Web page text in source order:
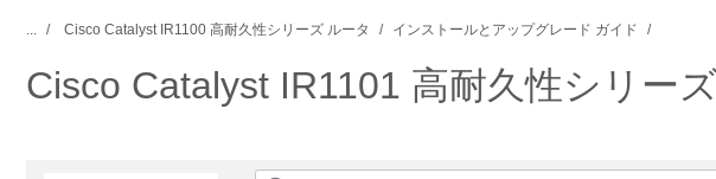
... Cisco Catalyst IR1100 高耐久性シリーズ ルータ インストールとアップグレード ガイド
Cisco Catalyst IR1101 高耐久性シリー